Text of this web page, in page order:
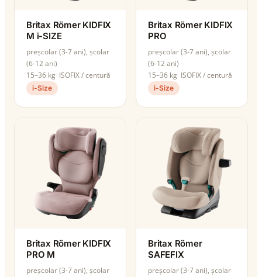
Britax Römer KIDFIX
M i-SIZE
preșcolar (3-7 ani), școlar
(6-12 ani)
15–36 kg ISOFIX / centură
i-Size
Britax Römer KIDFIX
PRO
preșcolar (3-7 ani), școlar
(6-12 ani)
15–36 kg ISOFIX / centură
i-Size
Britax Römer KIDFIX
PRO M
preșcolar (3-7 ani), școlar
Britax Römer
SAFEFIX
preșcolar (3-7 ani), școlar